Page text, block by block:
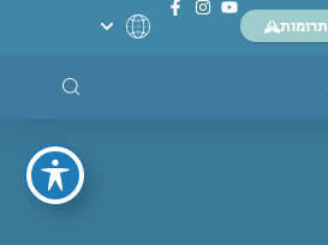
תרומות